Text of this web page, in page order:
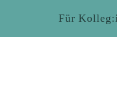
Für